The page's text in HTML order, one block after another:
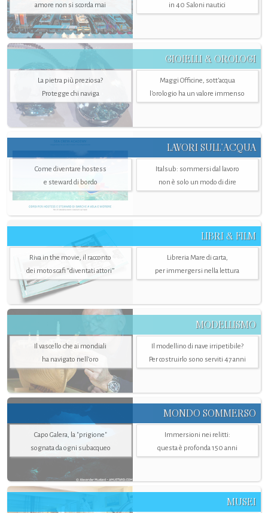
amore non si scorda mai
in 40 Saloni nautici
GIOIELLI & OROLOGI
La pietra più preziosa?
Protegge chi naviga
Maggi Officine, sott’acqua
l'orologio ha un valore immenso
LAVORI SULL’ACQUA
Come diventare hostess
e steward di bordo
Italsub: sommersi dal lavoro
non è solo un modo di dire
LIBRI & FILM
Riva in the movie, il racconto
dei motoscafi “diventati attori”
Libreria Mare di carta,
per immergersi nella lettura
MODELLISMO
Il vascello che ai mondiali
ha navigato nell’oro
Il modellino di nave irripetibile?
Per costruirlo sono serviti 47 anni
MONDO SOMMERSO
Capo Galera, la "prigione"
sognata da ogni subacqueo
Immersioni nei relitti:
questa è profonda 150 anni
MUSEI